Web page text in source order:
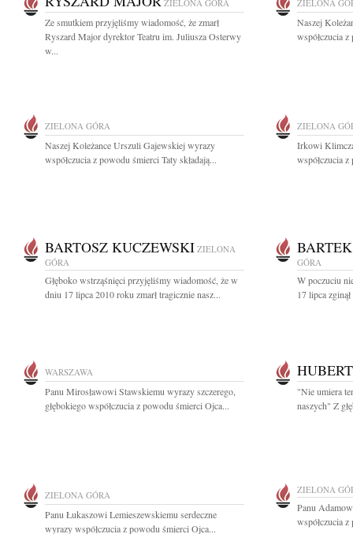
ZIELONA GÓRA
Ze smutkiem przyjęliśmy wiadomość, że zmarł
Ryszard Major dyrektor Teatru im. Juliusza Osterwy
w...
ZIELONA
Naszej
współczucia
ZIELONA GÓRA
Naszej Koleżance Urszuli Gajewskiej wyrazy
współczucia z powodu śmierci Taty składają...
ZIELONA
Irkowi
współczucia
BARTOSZ KUCZEWSKI ZIELONA
GÓRA
Głęboko wstrząśnięci przyjęliśmy wiadomość, że w
dniu 17 lipca 2010 roku zmarł tragicznie nasz...
GÓRA
W poczuciu
17 lipca
WARSZAWA
Panu Mirosławowi Stawskiemu wyrazy szczerego,
głębokiego współczucia z powodu śmierci Ojca...
"Nie umiera
naszych" Z
ZIELONA GÓRA
Panu Łukaszowi Lemieszewskiemu serdeczne
wyrazy współczucia z powodu śmierci Ojca...
ZIELONA
Panu
współczucia